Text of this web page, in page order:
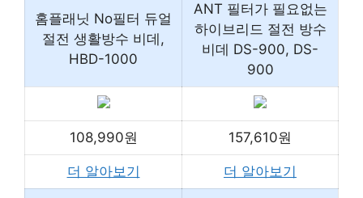
홈플래닛 No필터 듀얼
절전 생활방수 비데,
HBD-1000
ANT 필터가 필요없는
하이브리드 절전 방수
비데 DS-900, DS-
900
108,990원 157,610원
더 알아보기 더 알아보기